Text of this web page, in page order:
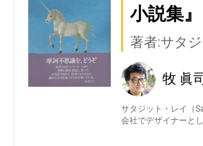
小説集
著者:サタ
牧 眞
サタジット・レイ（
会社でデザイナーと